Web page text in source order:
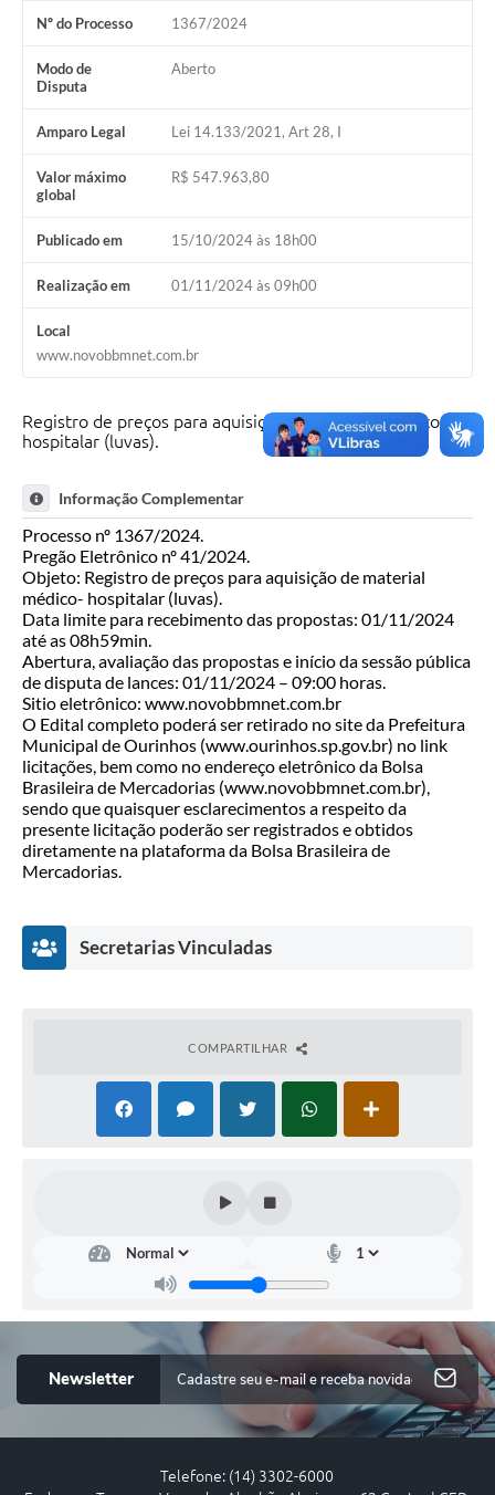
Nº do Processo 1367/2024
Modo de
Disputa
Aberto
Amparo Legal Lei 14.133/2021, Art 28, I
Valor máximo
global
R$ 547.963,80
Publicado em 15/10/2024 às 18h00
Realização em 01/11/2024 às 09h00
Local
www.novobbmnet.com.br
Registro de preços para aquisição de material médico-
hospitalar (luvas).
Informação Complementar
Processo nº 1367/2024.
Pregão Eletrônico nº 41/2024.
Objeto: Registro de preços para aquisição de material
médico- hospitalar (luvas).
Data limite para recebimento das propostas: 01/11/2024
até as 08h59min.
Abertura, avaliação das propostas e início da sessão pública
de disputa de lances: 01/11/2024 – 09:00 horas.
Sitio eletrônico: www.novobbmnet.com.br
O Edital completo poderá ser retirado no site da Prefeitura
Municipal de Ourinhos (www.ourinhos.sp.gov.br) no link
licitações, bem como no endereço eletrônico da Bolsa
Brasileira de Mercadorias (www.novobbmnet.com.br),
sendo que quaisquer esclarecimentos a respeito da
presente licitação poderão ser registrados e obtidos
diretamente na plataforma da Bolsa Brasileira de
Mercadorias.
Secretarias Vinculadas
COMPARTILHAR
Newsletter
Telefone: (14) 3302-6000